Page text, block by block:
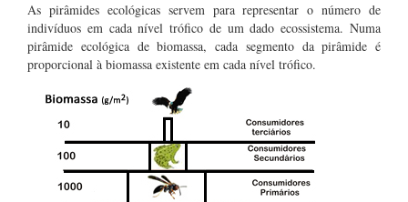
As pirâmides ecológicas servem para representar o número de
indivíduos em cada nível trófico de um dado ecossistema. Numa
pirâmide ecológica de biomassa, cada segmento da pirâmide é
proporcional à biomassa existente em cada nível trófico.